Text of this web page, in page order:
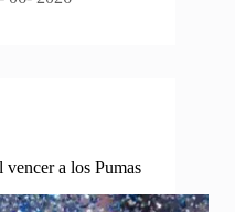
a los Pumas